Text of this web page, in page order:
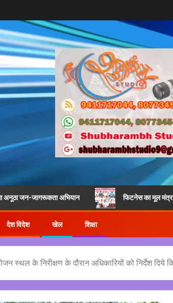
अभियान फिटनेस का मूल मंत्र है खेल के प्रति
देश विदेश खेल शिक्षा
स्थल के निरीक्षण के दौरान अधिकारियों को निर्देश